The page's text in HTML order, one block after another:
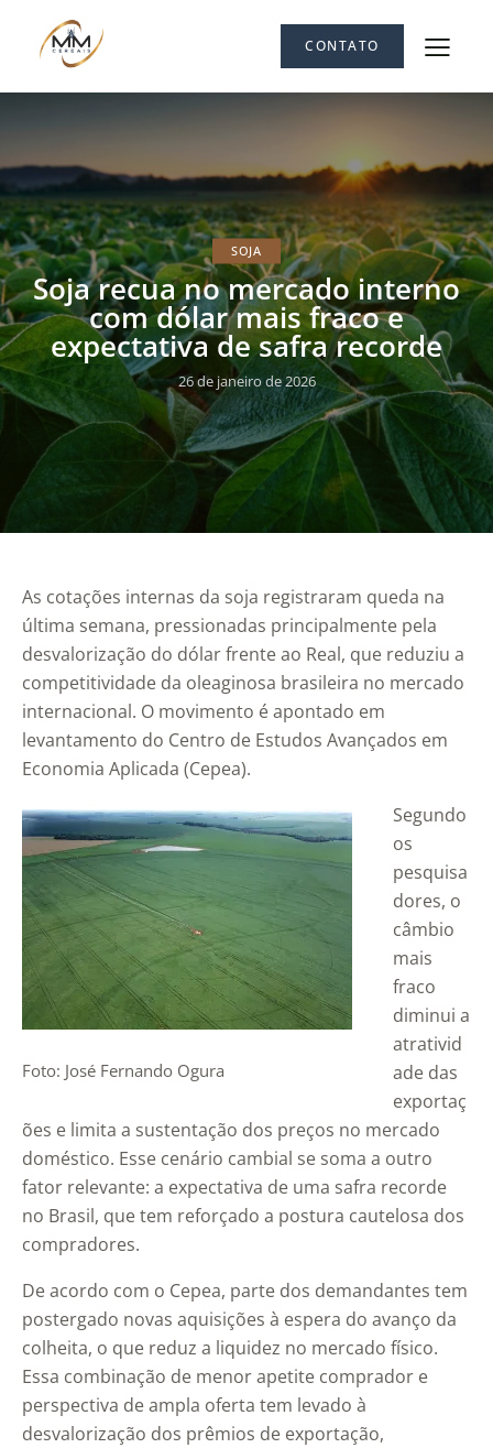
CONTATO
SOJA
Soja recua no mercado interno
com dólar mais fraco e
expectativa de safra recorde
26 de janeiro de 2026
As cotações internas da soja registraram queda na
última semana, pressionadas principalmente pela
desvalorização do dólar frente ao Real, que reduziu a
competitividade da oleaginosa brasileira no mercado
internacional. O movimento é apontado em
levantamento do Centro de Estudos Avançados em
Economia Aplicada (Cepea).
Foto: José Fernando Ogura
Segundo
os
pesquisa
dores, o
câmbio
mais
fraco
diminui a
atrativid
ade das
exportaç
ões e limita a sustentação dos preços no mercado
doméstico. Esse cenário cambial se soma a outro
fator relevante: a expectativa de uma safra recorde
no Brasil, que tem reforçado a postura cautelosa dos
compradores.
De acordo com o Cepea, parte dos demandantes tem
postergado novas aquisições à espera do avanço da
colheita, o que reduz a liquidez no mercado físico.
Essa combinação de menor apetite comprador e
perspectiva de ampla oferta tem levado à
desvalorização dos prêmios de exportação,